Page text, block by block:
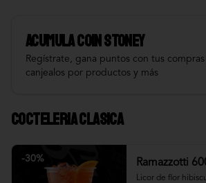
AcumulaCOIN STONEY
Regístrate, gana puntos con tus compras
canjealos por productos y más
Cocteleria Clasica
-30% Ramazzotti
Licor de flor